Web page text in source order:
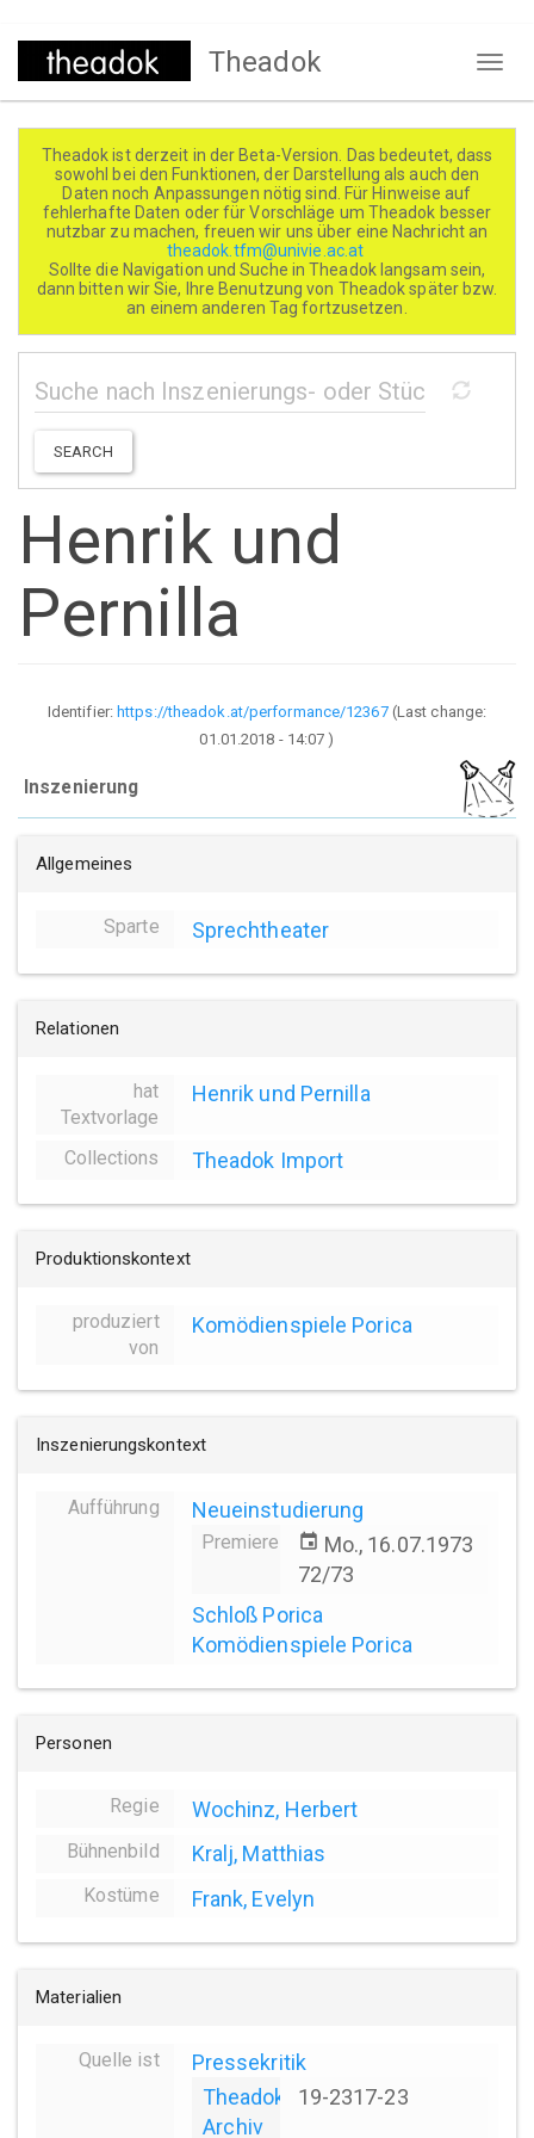
Direkt
Theadok
Theadok ist derzeit in der Beta-Version. Das bedeutet, dass
sowohl bei den Funktionen, der Darstellung als auch den
Daten noch Anpassungen nötig sind. Für Hinweise auf
fehlerhafte Daten oder für Vorschläge um Theadok besser
nutzbar zu machen, freuen wir uns über eine Nachricht an
theadok.tfm@univie.ac.at
Sollte die Navigation und Suche in Theadok langsam sein,
dann bitten wir Sie, Ihre Benutzung von Theadok später bzw.
an einem anderen Tag fortzusetzen.
SEARCH
Henrik und
Pernilla
Identifier:https://theadok.at/performance/12367(Last change:
01.01.2018 - 14:07 )
Inszenierung
Allgemeines
Sparte Sprechtheater
Relationen
hat
Textvorlage
Henrik und Pernilla
Collections Theadok Import
Produktionskontext
produziert
von
Komödienspiele Porica
Inszenierungskontext
Aufführung Neueinstudierung
Premiere event Mo., 16.07.1973
72/73
Schloß Porica
Komödienspiele Porica
Personen
Regie Wochinz, Herbert
Bühnenbild Kralj, Matthias
Kostüme Frank, Evelyn
Materialien
Quelle ist
Pressekritik
Theadok
Archiv
19-2317-23